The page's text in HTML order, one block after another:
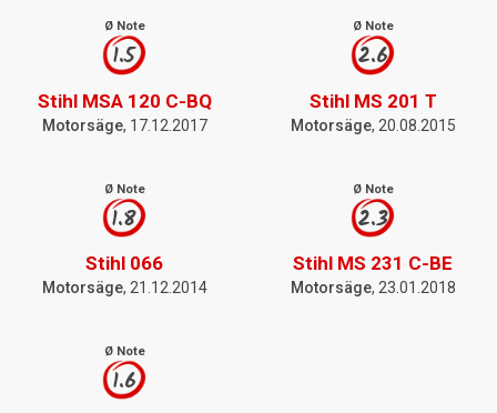
Ø Note
1.5
Stihl MSA 120 C-BQ
Motorsäge, 17.12.2017
Ø Note
2.6
Stihl MS 201 T
Motorsäge, 20.08.2015
Ø Note
1.8
Stihl 066
Motorsäge, 21.12.2014
Ø Note
2.3
Stihl MS 231 C-BE
Motorsäge, 23.01.2018
Ø Note
1.6